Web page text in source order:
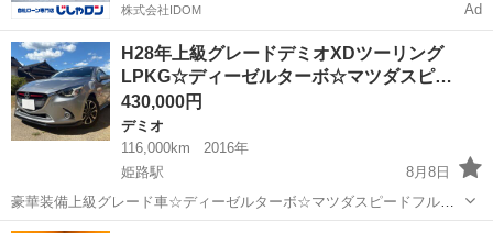
株式会社IDOM Ad
H28年上級グレードデミオXDツーリング
LPKG☆ディーゼルターボ☆マツダスピ…
430,000円
デミオ
116,000km
2016年
姫路駅
8月8日
豪華装備上級グレード車☆ディーゼルターボ☆マツダスピードフルエ
アロ☆ヘッドアップディスプレイ☆パドルシフト☆純正ナビ☆フルセ